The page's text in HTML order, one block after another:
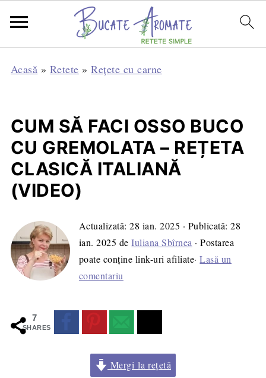
Acasă » Retete »Rețete cu carne
CUM SĂ FACI OSSO BUCO
CU GREMOLATA – REȚETA
CLASICĂ ITALIANĂ
(VIDEO)
Actualizată:28 ian. 2025 · Publicată:28
ian. 2025 deIuliana Sbîrnea · Postarea
poate conține link-uri afiliate·Lasă un
comentariu
7
SHARES
Mergi la rețetă